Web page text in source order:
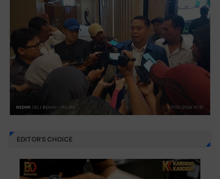
EDITOR'S CHOICE